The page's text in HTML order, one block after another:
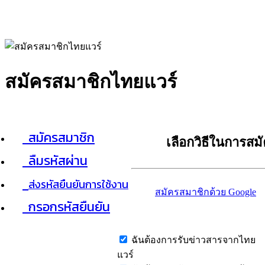
สมัครสมาชิกไทยแวร์
สมัครสมาชิก
ลืมรหัสผ่าน
ส่งรหัสยืนยันการใช้งาน
กรอกรหัสยืนยัน
เลือกวิธีในการส
สมัครสมาชิกด้วย Google
ฉันต้องการรับข่าวสารจากไทย
แวร์